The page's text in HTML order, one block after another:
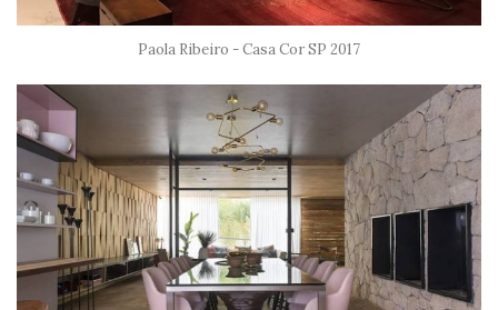
Paola Ribeiro - Casa Cor SP 2017